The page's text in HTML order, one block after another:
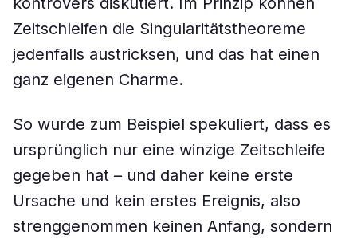
Zeitschleifen die Singularitätstheoreme
jedenfalls austricksen, und das hat einen
ganz eigenen Charme.
So wurde zum Beispiel spekuliert, dass es
ursprünglich nur eine winzige Zeitschleife
gegeben hat – und daher keine erste
Ursache und kein erstes Ereignis, also
strenggenommen keinen Anfang, sondern